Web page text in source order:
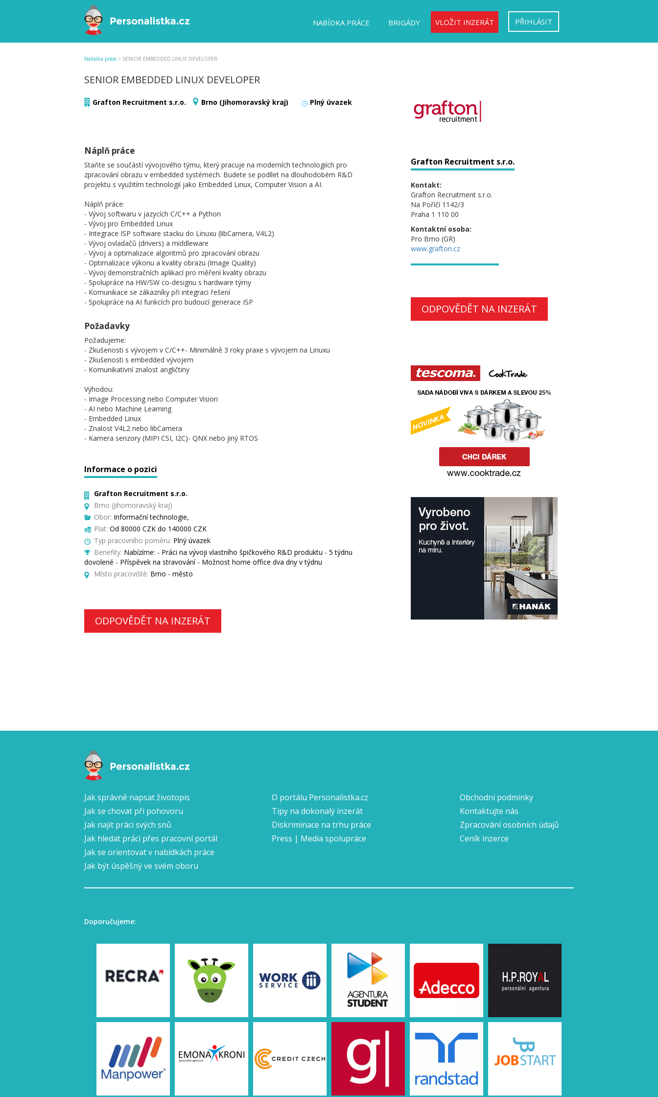
NABÍDKA PRÁCE BRIGÁDY VLOŽIT INZERÁT PŘIHLÁSIT
Nabídka práce > SENIOR EMBEDDED LINUX DEVELOPER
SENIOR EMBEDDED LINUX DEVELOPER
Grafton Recruitment s.r.o. Brno (Jihomoravský kraj) Plný úvazek
Náplň práce
Staňte se součástí vývojového týmu, který pracuje na moderních technologiích pro
zpracování obrazu v embedded systémech. Budete se podílet na dlouhodobém R&D
projektu s využitím technologií jako Embedded Linux, Computer Vision a AI.
Náplň práce:
- Vývoj softwaru v jazycích C/C++ a Python
- Vývoj pro Embedded Linux
- Integrace ISP software stacku do Linuxu (libCamera, V4L2)
- Vývoj ovladačů (drivers) a middleware
- Vývoj a optimalizace algoritmů pro zpracování obrazu
- Optimalizace výkonu a kvality obrazu (Image Quality)
- Vývoj demonstračních aplikací pro měření kvality obrazu
- Spolupráce na HW/SW co-designu s hardware týmy
- Komunikace se zákazníky při integraci řešení
- Spolupráce na AI funkcích pro budoucí generace ISP
Požadavky
Požadujeme:
- Zkušenosti s vývojem v C/C++- Minimálně 3 roky praxe s vývojem na Linuxu
- Zkušenosti s embedded vývojem
- Komunikativní znalost angličtiny
Výhodou:
- Image Processing nebo Computer Vision
- AI nebo Machine Learning
- Embedded Linux
- Znalost V4L2 nebo libCamera
- Kamera senzory (MIPI CSI, I2C)- QNX nebo jiný RTOS
Informace o pozici
Grafton Recruitment s.r.o.
Brno (Jihomoravský kraj)
Obor: Informační technologie,
Plat: Od 80000 CZK do 140000 CZK
Typ pracovního poměru: Plný úvazek
Benefity: Nabízíme: - Práci na vývoji vlastního špičkového R&D produktu - 5 týdnu
dovolené - Příspěvek na stravování - Možnost home office dva dny v týdnu
Místo pracoviště: Brno - město
ODPOVĚDĚT NA INZERÁT
Grafton Recruitment s.r.o.
Kontakt:
Grafton Recruitment s.r.o.
Na Poříčí 1142/3
Praha 1 110 00
Kontaktní osoba:
Pro Brno (GR)
www.grafton.cz
ODPOVĚDĚT NA INZERÁT
Jak správně napsat životopis
Jak se chovat při pohovoru
Jak najít práci svých snů
Jak hledat práci přes pracovní portál
Jak se orientovat v nabídkách práce
Jak být úspěšný ve svém oboru
O portálu Personalistka.cz
Tipy na dokonalý inzerát
Diskriminace na trhu práce
Press | Media spolupráce
Obchodní podmínky
Kontaktujte nás
Zpracování osobních údajů
Ceník inzerce
Doporučujeme: